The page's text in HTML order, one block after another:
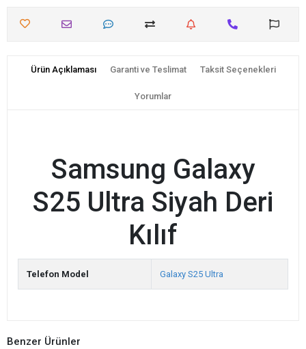
Ürün Açıklaması Garanti ve Teslimat Taksit Seçenekleri
Yorumlar
Samsung Galaxy
S25 Ultra Siyah Deri
Kılıf
Telefon Model Galaxy S25 Ultra
Benzer Ürünler